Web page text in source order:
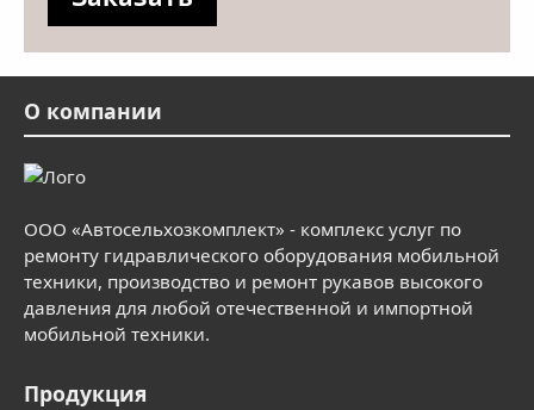
О компании
ООО «Автосельхозкомплект» - комплекс услуг по
ремонту гидравлического оборудования мобильной
техники, производство и ремонт рукавов высокого
давления для любой отечественной и импортной
мобильной техники.
Продукция